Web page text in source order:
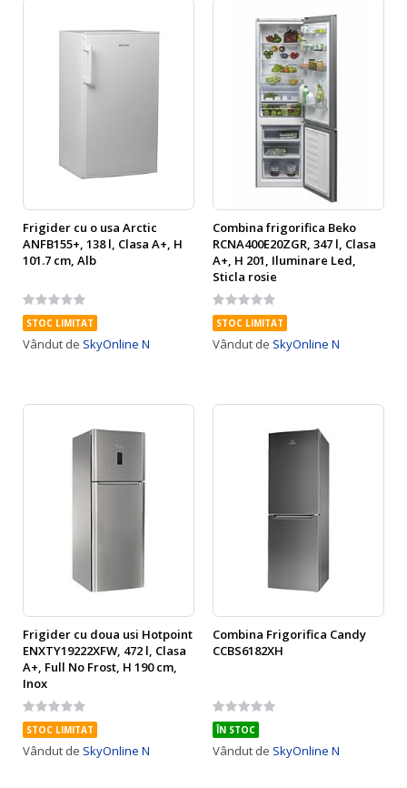
Frigider cu o usa Arctic
ANFB155+, 138 l, Clasa A+, H
101.7 cm, Alb
Rating:
0%
STOC LIMITAT
Vândut de SkyOnline N
Combina frigorifica Beko
RCNA400E20ZGR, 347 l, Clasa
A+, H 201, Iluminare Led,
Sticla rosie
Rating:
0%
STOC LIMITAT
Vândut de SkyOnline N
Frigider cu doua usi Hotpoint
ENXTY19222XFW, 472 l, Clasa
A+, Full No Frost, H 190 cm,
Inox
Rating:
0%
STOC LIMITAT
Vândut de SkyOnline N
Combina Frigorifica Candy
CCBS6182XH
Rating:
0%
ÎN STOC
Vândut de SkyOnline N